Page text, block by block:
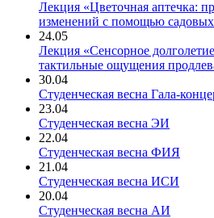
Лекция «Цветочная аптечка:
изменений с помощью садовых
24.05
Лекция «Сенсорное
тактильные ощущения
30.04
Студенческая весна Гала-
23.04
Студенческая весна ЭИ
22.04
Студенческая весна ФИЯ
21.04
Студенческая весна ИСИ
20.04
Студенческая весна АИ